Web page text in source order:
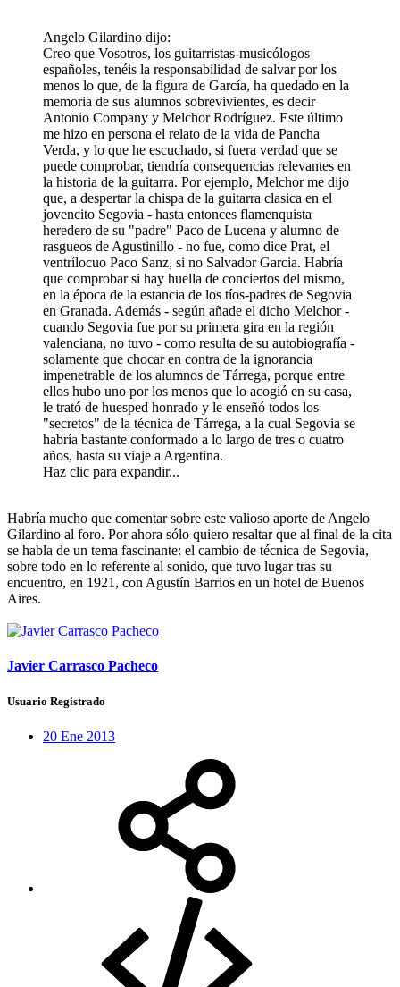
Angelo Gilardino dijo:
Creo que Vosotros, los guitarristas-musicólogos
españoles, tenéis la responsabilidad de salvar por los
menos lo que, de la figura de García, ha quedado en la
memoria de sus alumnos sobrevivientes, es decir
Antonio Company y Melchor Rodríguez. Este último
me hizo en persona el relato de la vida de Pancha
Verda, y lo que he escuchado, si fuera verdad que se
puede comprobar, tiendría consequencias relevantes en
la historia de la guitarra. Por ejemplo, Melchor me dijo
que, a despertar la chispa de la guitarra clasica en el
jovencito Segovia - hasta entonces flamenquista
heredero de su "padre" Paco de Lucena y alumno de
rasgueos de Agustinillo - no fue, como dice Prat, el
ventrílocuo Paco Sanz, si no Salvador Garcia. Habría
que comprobar si hay huella de conciertos del mismo,
en la época de la estancia de los tíos-padres de Segovia
en Granada. Además - según añade el dicho Melchor -
cuando Segovia fue por su primera gira en la región
valenciana, no tuvo - como resulta de su autobiografía -
solamente que chocar en contra de la ignorancia
impenetrable de los alumnos de Tárrega, porque entre
ellos hubo uno por los menos que lo acogió en su casa,
le trató de huesped honrado y le enseñó todos los
"secretos" de la técnica de Tárrega, a la cual Segovia se
habría bastante conformado a lo largo de tres o cuatro
años, hasta su viaje a Argentina.
Haz clic para expandir...
Habría mucho que comentar sobre este valioso aporte de Angelo
Gilardino al foro. Por ahora sólo quiero resaltar que al final de la cita
se habla de un tema fascinante: el cambio de técnica de Segovia,
sobre todo en lo referente al sonido, que tuvo lugar tras su
encuentro, en 1921, con Agustín Barrios en un hotel de Buenos
Aires.
Javier Carrasco Pacheco
Usuario Registrado
20 Ene 2013